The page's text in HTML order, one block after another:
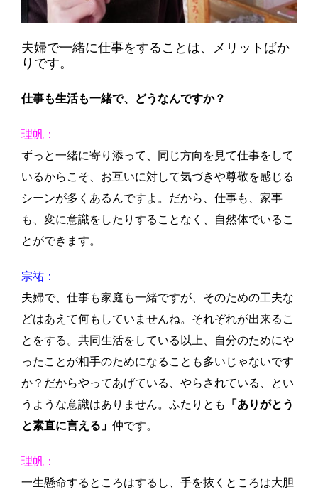
夫婦で一緒に仕事をすることは、メリットばか
りです。
仕事も生活も一緒で、どうなんですか？
理帆：
ずっと一緒に寄り添って、同じ方向を見て仕事をして
いるからこそ、お互いに対して気づきや尊敬を感じる
シーンが多くあるんですよ。だから、仕事も、家事
も、変に意識をしたりすることなく、自然体でいるこ
とができます。
宗祐：
夫婦で、仕事も家庭も一緒ですが、そのための工夫な
どはあえて何もしていませんね。それぞれが出来るこ
とをする。共同生活をしている以上、自分のためにや
ったことが相手のためになることも多いじゃないです
か？だからやってあげている、やらされている、とい
うような意識はありません。ふたりとも
「ありがとう
と素直に言える」 仲です。
理帆：
一生懸命するところはするし、手を抜くところは大胆